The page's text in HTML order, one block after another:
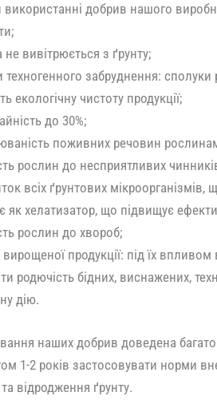
використанні добрив нашого
вивітрюється з ґрунту;
техногенного забруднення:
екологічну чистоту продукції;
до 30%;
поживних речовин
рослин до несприятливих
всіх ґрунтових
як хелатизатор, що підвищує
рослин до хвороб;
продукції: під їх
родючість бідних, виснажених,
дію.
наших добрив доведена
1-2 років застосовувати норми
відродження ґрунту.